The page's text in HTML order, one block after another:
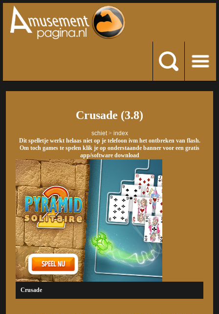
Crusade (3.8)
schiet> index
Dit spelletje werkt helaas niet op je telefoon ivm het ontbreken van flash.
Om toch games te spelen klik je op onderstaande banner voor een gratis
app/software download
Crusade